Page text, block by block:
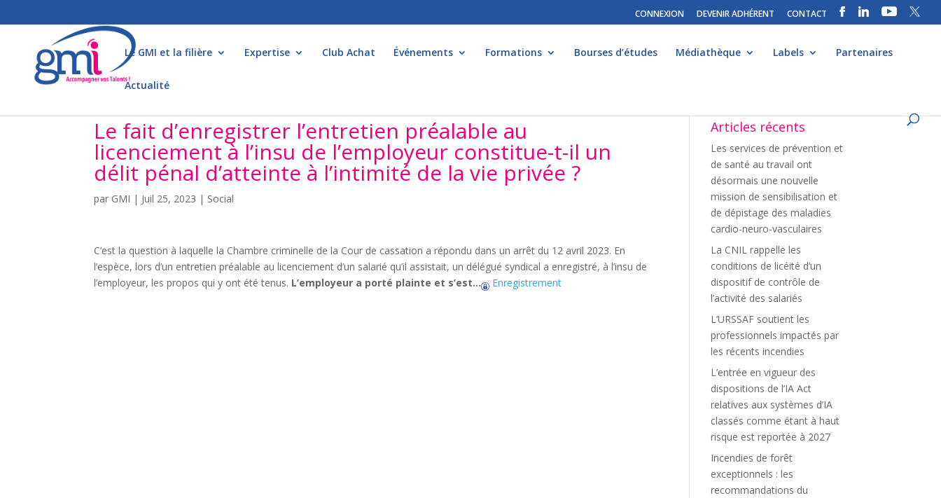
CONNEXION DEVENIR ADHÉRENT CONTACT
Le GMI et la filière Expertise Club Achat Événements Formations Bourses d’études Médiathèque Labels Partenaires
Actualité
Le fait d’enregistrer l’entretien préalable au
licenciement à l’insu de l’employeur constitue-t-il un
délit pénal d’atteinte à l’intimité de la vie privée ?
par GMI | Juil 25, 2023 | Social
C’est la question à laquelle la Chambre criminelle de la Cour de cassation a répondu dans un arrêt du 12 avril 2023. En
l’espèce, lors d’un entretien préalable au licenciement d’un salarié qu’il assistait, un délégué syndical a enregistré, à l’insu de
l’employeur, les propos qui y ont été tenus. L’employeur a porté plainte et s’est… Enregistrement
Articles récents
Les services de prévention et
de santé au travail ont
désormais une nouvelle
mission de sensibilisation et
de dépistage des maladies
cardio-neuro-vasculaires
La CNIL rappelle les
conditions de licéité d’un
dispositif de contrôle de
l’activité des salariés
L’URSSAF soutient les
professionnels impactés par
les récents incendies
L’entrée en vigueur des
dispositions de l’IA Act
relatives aux systèmes d’IA
classés comme étant à haut
risque est reportée à 2027
Incendies de forêt
exceptionnels : les
recommandations du